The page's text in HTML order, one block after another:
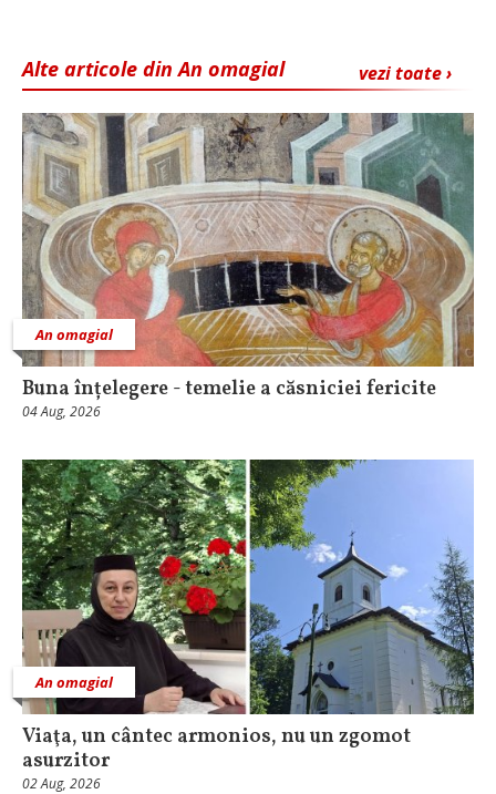
vezi toate ›
Alte articole din An omagial
An omagial
Buna înțelegere - temelie a căsniciei fericite
04 Aug, 2026
An omagial
Viaţa, un cântec armonios, nu un zgomot
asurzitor
02 Aug, 2026